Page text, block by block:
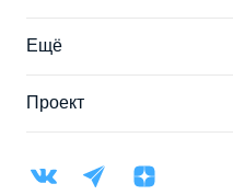
Ещё
Проект